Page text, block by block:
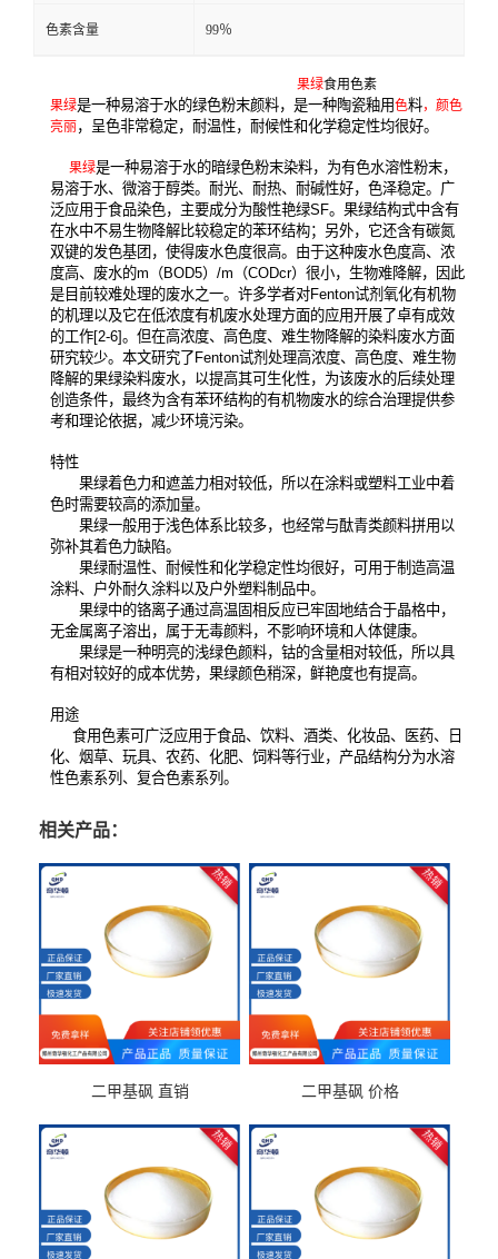
色素含量 99％
果绿食用色素
果绿是一种易溶于水的绿色粉末颜料，是一种陶瓷釉用色料，颜色
亮丽 ，呈色非常稳定，耐温性，耐候性和化学稳定性均很好。
果绿是一种易溶于水的暗绿色粉末染料，为有色水溶性粉末，
易溶于水、微溶于醇类。耐光、耐热、耐碱性好，色泽稳定。广
泛应用于食品染色，主要成分为酸性艳绿SF。果绿结构式中含有
在水中不易生物降解比较稳定的苯环结构；另外，它还含有碳氮
双键的发色基团，使得废水色度很高。由于这种废水色度高、浓
度高、废水的m（BOD5）/m（CODcr）很小，生物难降解，因此
是目前较难处理的废水之一。许多学者对Fenton试剂氧化有机物
的机理以及它在低浓度有机废水处理方面的应用开展了卓有成效
的工作[2-6]。但在高浓度、高色度、难生物降解的染料废水方面
研究较少。本文研究了Fenton试剂处理高浓度、高色度、难生物
降解的果绿染料废水，以提高其可生化性，为该废水的后续处理
创造条件，最终为含有苯环结构的有机物废水的综合治理提供参
考和理论依据，减少环境污染。
特性
果绿着色力和遮盖力相对较低，所以在涂料或塑料工业中着
色时需要较高的添加量。
果绿一般用于浅色体系比较多，也经常与酞青类颜料拼用以
弥补其着色力缺陷。
果绿耐温性、耐候性和化学稳定性均很好，可用于制造高温
涂料、户外耐久涂料以及户外塑料制品中。
果绿中的铬离子通过高温固相反应已牢固地结合于晶格中，
无金属离子溶出，属于无毒颜料，不影响环境和人体健康。
果绿是一种明亮的浅绿色颜料，钴的含量相对较低，所以具
有相对较好的成本优势，果绿颜色稍深，鲜艳度也有提高。
用途
食用色素可广泛应用于食品、饮料、酒类、化妆品、医药、日
化、烟草、玩具、农药、化肥、饲料等行业，产品结构分为水溶
性色素系列、复合色素系列。
相关产品：
二甲基砜 直销 二甲基砜 价格